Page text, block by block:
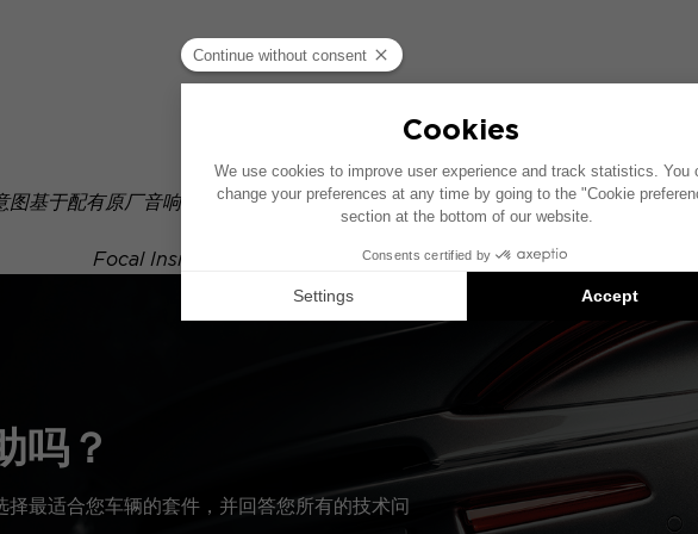
图基于配有原厂音响系统的车辆绘制。如果您的车辆配有特定的高保真选装配置
Focal Inside 安装方案是兼容产品的推荐：每个组件均单独销售，并非
吗？
择最适合您车辆的套件，并回答您所有的技术问